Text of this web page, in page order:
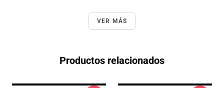
VER MÁS
Productos relacionados